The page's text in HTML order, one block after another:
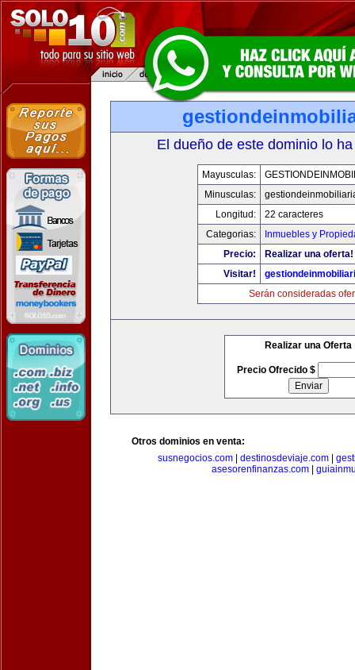
El dueño de este dominio lo
Mayusculas:
Minusculas:
Longitud:
22 caracteres
Categorias:
Inmuebles y
Precio:
Realizar una oferta!
Visitar!
Serán consideradas
Realizar una Oferta
Precio Ofrecido $
Otros dominios en venta:
susnegocios.com| destinosdeviaje.com|
asesorenfinanzas.com|